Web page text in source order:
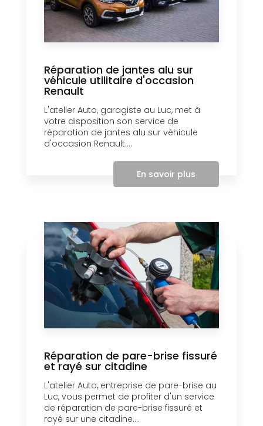
Réparation de jantes alu sur
véhicule utilitaire d'occasion
Renault
L'atelier Auto, garagiste au Luc, met à
votre disposition son service de
réparation de jantes alu sur véhicule
d'occasion Renault....
En savoir plus
Réparation de pare-brise fissuré
et rayé sur citadine
L'atelier Auto, entreprise de pare-brise au
Luc, vous permet de profiter d'un service
de réparation de pare-brise fissuré et
rayé sur une citadine....